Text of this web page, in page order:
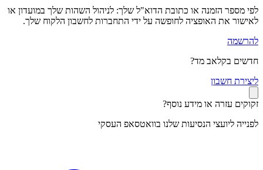
לפי מספר הזמנה או כתובת הדוא"ל שלך: לניהול השהות שלך במועדון או
לאישור את האופציה לחופשה על ידי התחברות לחשבון הלקוח שלך.
להרשמה
חדשים בקלאב מד?
ליצירת חשבון
זקוקים עזרה או מידע נוסף?
לפנייה ליועצי הנסיעות שלנו בוואטסאפ העסקי